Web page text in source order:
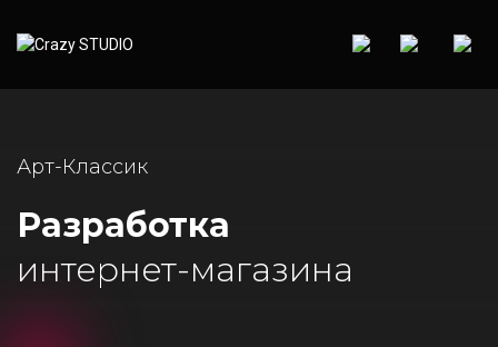
Арт-Классик
Разработка
интернет-магазина